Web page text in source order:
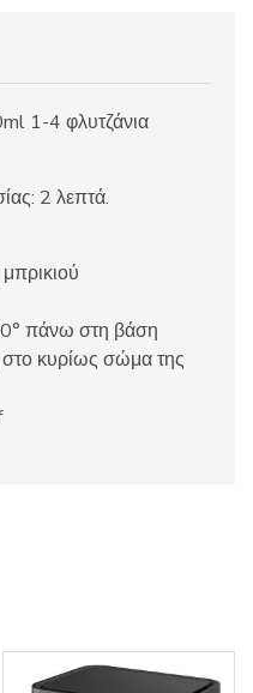
1-4 φλυτζάνια
2 λεπτά.
πάνω στη βάση
στο κυρίως σώμα της